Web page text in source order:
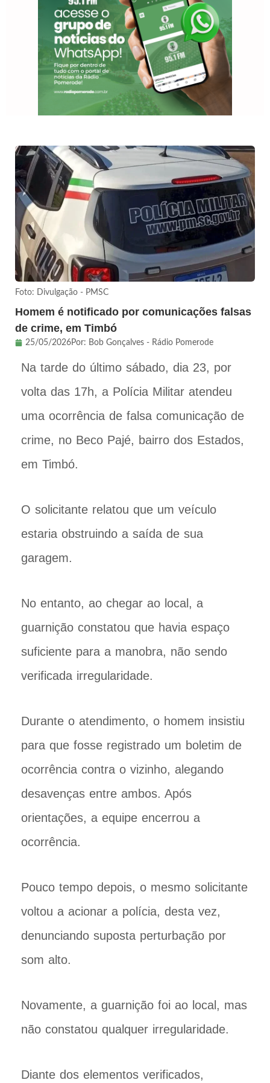
Foto: Divulgação - PMSC
Homem é notificado por comunicações falsas
de crime, em Timbó
25/05/2026Por: Bob Gonçalves - Rádio Pomerode
Na tarde do último sábado, dia 23, por
volta das 17h, a Polícia Militar atendeu
uma ocorrência de falsa comunicação de
crime, no Beco Pajé, bairro dos Estados,
em Timbó.
O solicitante relatou que um veículo
estaria obstruindo a saída de sua
garagem.
No entanto, ao chegar ao local, a
guarnição constatou que havia espaço
suficiente para a manobra, não sendo
verificada irregularidade.
Durante o atendimento, o homem insistiu
para que fosse registrado um boletim de
ocorrência contra o vizinho, alegando
desavenças entre ambos. Após
orientações, a equipe encerrou a
ocorrência.
Pouco tempo depois, o mesmo solicitante
voltou a acionar a polícia, desta vez,
denunciando suposta perturbação por
som alto.
Novamente, a guarnição foi ao local, mas
não constatou qualquer irregularidade.
Diante dos elementos verificados,